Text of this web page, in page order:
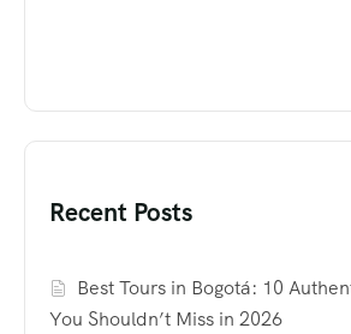
Recent Posts
Best Tours in Bogotá: 10
You Shouldn’t Miss in 2026